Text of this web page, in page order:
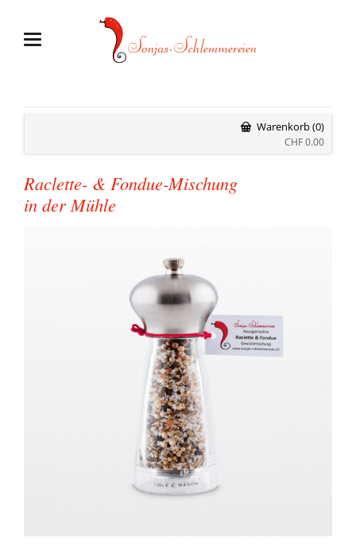
Warenkorb (0)
CHF0.00
Raclette- & Fondue-Mischung
in der Mühle